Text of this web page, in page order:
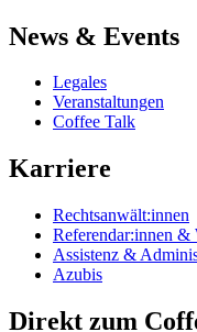
News & Events
Legales
Veranstaltungen
Coffee Talk
Karriere
Rechtsanwält:innen
Referendar:innen &
Assistenz &
Azubis
Direkt zum